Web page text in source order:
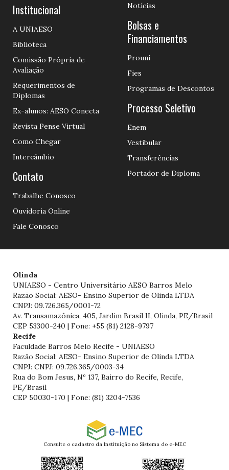
Institucional
A UNIAESO
Biblioteca
Comissão Própria de
Avaliação
Requerimentos de
Diplomas
Ex-alunos: AESO Conecta
Revista Pense Virtual
Como Chegar
Intercâmbio
Contato
Trabalhe Conosco
Ouvidoria Online
Fale Conosco
Notícias
Bolsas e
Financiamentos
Prouni
Fies
Programas de Descontos
Processo Seletivo
Enem
Vestibular
Transferências
Portador de Diploma
Olinda
UNIAESO - Centro Universitário AESO Barros Melo
Razão Social: AESO- Ensino Superior de Olinda LTDA
CNPJ: 09.726.365/0001-72
Av. Transamazônica, 405, Jardim Brasil II, Olinda, PE/Brasil
CEP 53300-240 | Fone: +55 (81) 2128-9797
Recife
Faculdade Barros Melo Recife - UNIAESO
Razão Social: AESO- Ensino Superior de Olinda LTDA
CNPJ: CNPJ: 09.726.365/0003-34
Rua do Bom Jesus, Nº 137, Bairro do Recife, Recife,
PE/Brasil
CEP 50030-170 | Fone: (81) 3204-7536
Consulte o cadastro da Instituição no Sistema do e-MEC